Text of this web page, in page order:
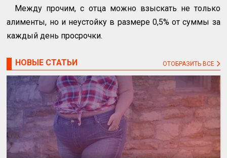
Между прочим, с отца можно взыскать не только
алименты, но и неустойку в размере 0,5% от суммы за
каждый день просрочки.
НОВЫЕ СТАТЬИ ОТОБРАЗИТЬ ВСЕ